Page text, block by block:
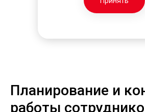
Планирование и
работы